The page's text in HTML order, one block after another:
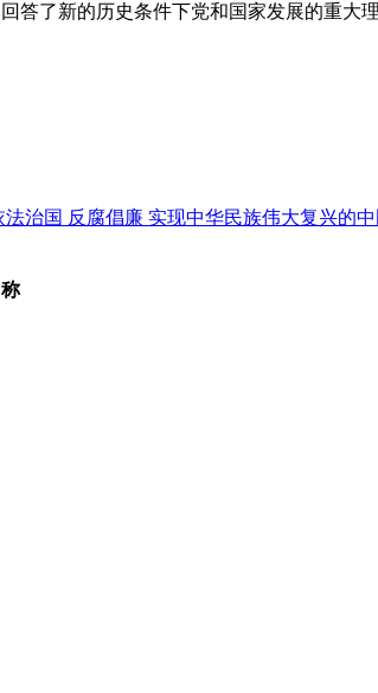
了新的历史条件下党和国家发展的重大
法治国 反腐倡廉 实现中华民族伟大复兴的